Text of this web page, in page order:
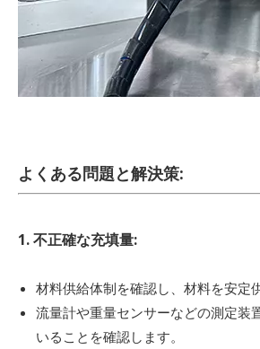
よくある問題と解決策:
1. 不正確な充填量:
材料供給体制を確認し、材料を安定
流量計や重量センサーなどの測定装
いることを確認します。